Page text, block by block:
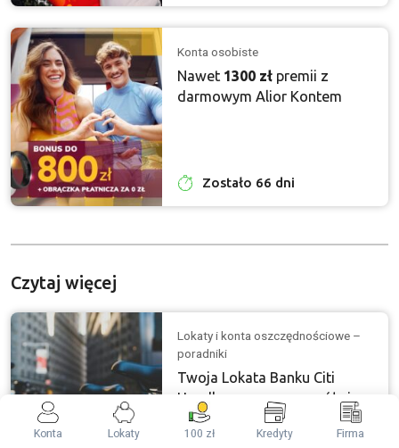
Konta osobiste
Nawet 1300 zł premii z
darmowym Alior Kontem
Zostało 66 dni
Czytaj więcej
Lokaty i konta oszczędnościowe –
poradniki
Twoja Lokata Banku Citi
Handlowego – szczegóły i
opinie
Konta Lokaty 100 zł Kredyty Firma